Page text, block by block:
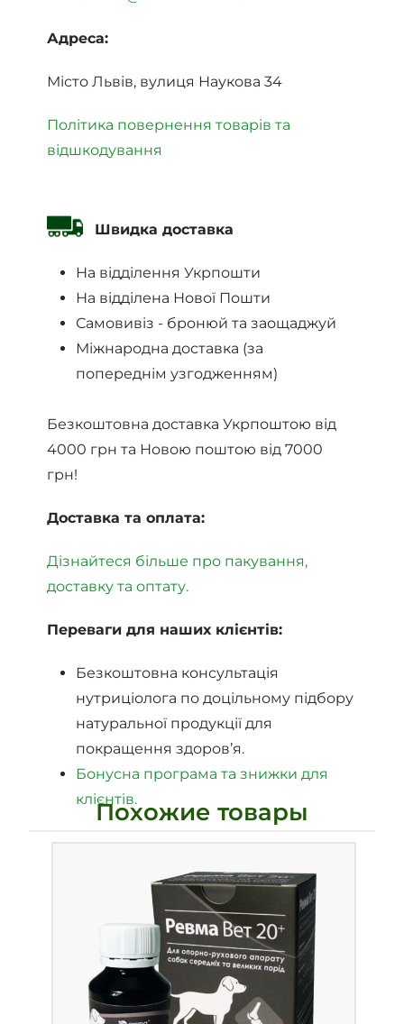
Адреса:
Місто Львів, вулиця Наукова 34
Політика повернення товарів та
відшкодування
Швидка доставка
На відділення Укрпошти
На відділена Нової Пошти
Самовивіз - бронюй та заощаджуй
Міжнародна доставка (за
попереднім узгодженням)
Безкоштовна доставка Укрпоштою від
4000 грн та Новою поштою від 7000
грн!
Доставка та оплата:
Дізнайтеся більше про пакування,
доставку та оптату.
Переваги для наших клієнтів:
Безкоштовна консультація
нутриціолога по доцільному підбору
натуральної продукції для
покращення здоров’я.
Бонусна програма та знижки для
клієнтів.
Похожие товары